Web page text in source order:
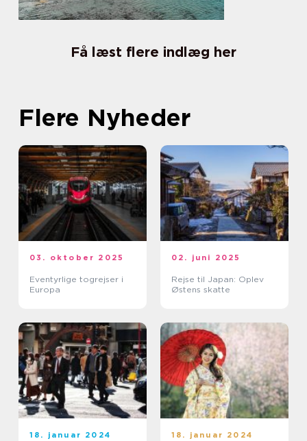
Få læst flere indlæg her
Flere Nyheder
03. oktober 2025
Eventyrlige togrejser i
Europa
02. juni 2025
Rejse til Japan: Oplev
Østens skatte
18. januar 2024 18. januar 2024